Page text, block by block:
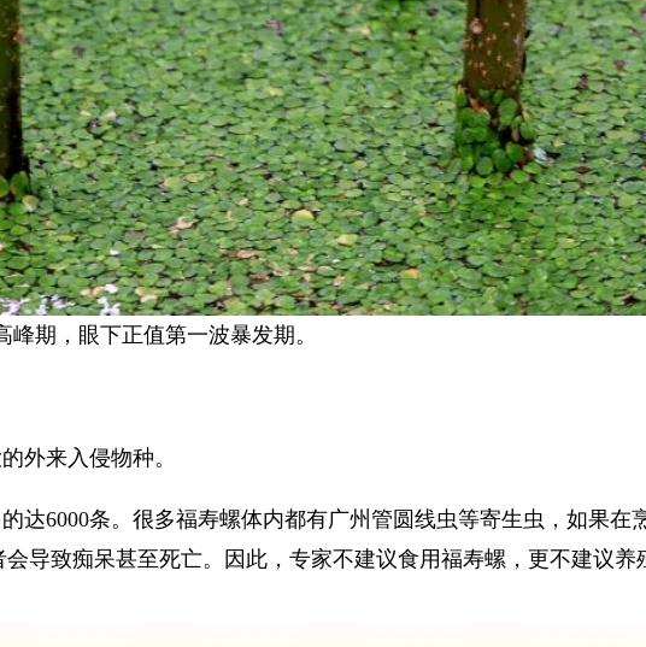
期，眼下正值第一波暴发期。
外来入侵物种。
达6000条。很多福寿螺体内都有广州管圆线虫等寄生虫，如果在
导致痴呆甚至死亡。因此，专家不建议食用福寿螺，更不建议养